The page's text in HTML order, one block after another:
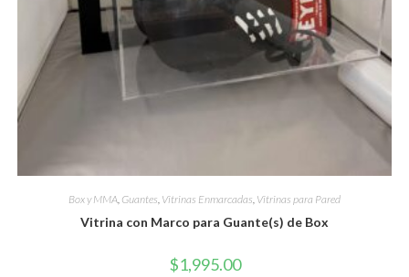
Box y MMA Guantes Vitrinas Enmarcadas Vitrinas para Pared
Vitrina con Marco para Guante(s) de Box
$1,995.00